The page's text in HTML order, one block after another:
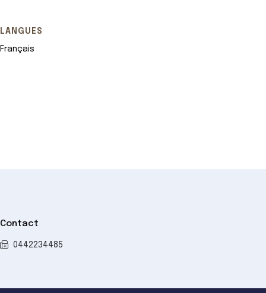
LANGUES
Français
Contact
0442234485